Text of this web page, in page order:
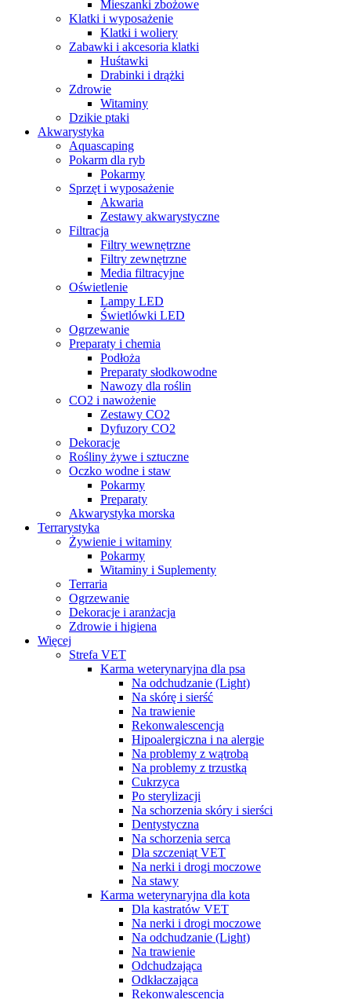
Mieszanki zbożowe
Klatki i wyposażenie
Klatki i woliery
Zabawki i akcesoria klatki
Huśtawki
Drabinki i drążki
Zdrowie
Witaminy
Dzikie ptaki
Akwarystyka
Aquascaping
Pokarm dla ryb
Pokarmy
Sprzęt i wyposażenie
Akwaria
Zestawy akwarystyczne
Filtracja
Filtry wewnętrzne
Filtry zewnętrzne
Media filtracyjne
Oświetlenie
Lampy LED
Świetlówki LED
Ogrzewanie
Preparaty i chemia
Podłoża
Preparaty słodkowodne
Nawozy dla roślin
CO2 i nawożenie
Zestawy CO2
Dyfuzory CO2
Dekoracje
Rośliny żywe i sztuczne
Oczko wodne i staw
Pokarmy
Preparaty
Akwarystyka morska
Terrarystyka
Żywienie i witaminy
Pokarmy
Witaminy i Suplementy
Terraria
Ogrzewanie
Dekoracje i aranżacja
Zdrowie i higiena
Więcej
Strefa VET
Karma weterynaryjna dla psa
Na odchudzanie (Light)
Na skórę i sierść
Na trawienie
Rekonwalescencja
Hipoalergiczna i na alergie
Na problemy z wątrobą
Na problemy z trzustką
Cukrzyca
Po sterylizacji
Na schorzenia skóry i sierści
Dentystyczna
Na schorzenia serca
Dla szczeniąt VET
Na nerki i drogi moczowe
Na stawy
Karma weterynaryjna dla kota
Dla kastratów VET
Na nerki i drogi moczowe
Na odchudzanie (Light)
Na trawienie
Odchudzająca
Odkłaczająca
Rekonwalescencja